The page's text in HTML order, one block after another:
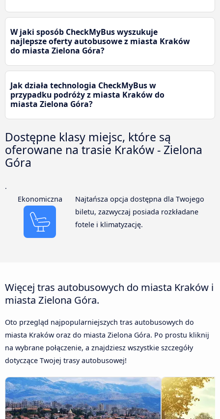
W jaki sposób CheckMyBus wyszukuje
najlepsze oferty autobusowe z miasta Kraków
do miasta Zielona Góra?
Jak działa technologia CheckMyBus w
przypadku podróży z miasta Kraków do
miasta Zielona Góra?
Dostępne klasy miejsc, które są
oferowane na trasie Kraków - Zielona
Góra
.
Ekonomiczna
Najtańsza opcja dostępna dla Twojego
biletu, zazwyczaj posiada rozkładane
fotele i klimatyzację.
Więcej tras autobusowych do miasta Kraków i
miasta Zielona Góra.
Oto przegląd najpopularniejszych tras autobusowych do
miasta Kraków oraz do miasta Zielona Góra. Po prostu kliknij
na wybrane połączenie, a znajdziesz wszystkie szczegóły
dotyczące Twojej trasy autobusowej!